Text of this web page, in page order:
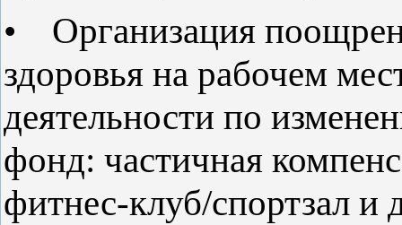
• Организация
здоровья на рабочем
деятельности по
фонд: частичная
фитнес-клуб/спортзал и